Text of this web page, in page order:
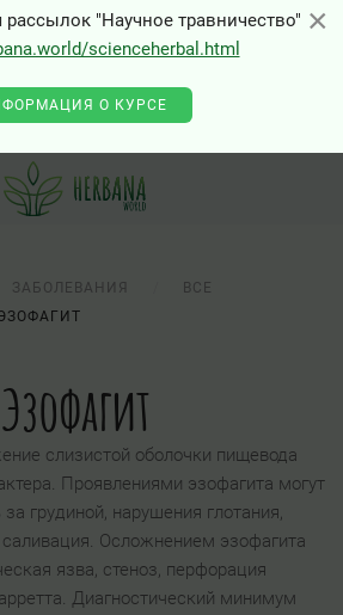
×
рассылок "Научное травничество"
scienceherbal.html
О КУРСЕ
ЗАБОЛЕВАНИЯ
ВСЕ
Эзофагит
слизистой оболочки пищевода
Проявлениями эзофагита могут
грудиной, нарушения глотания,
Осложнением эзофагита
язва, стеноз, перфорация
Диагностический минимум
×